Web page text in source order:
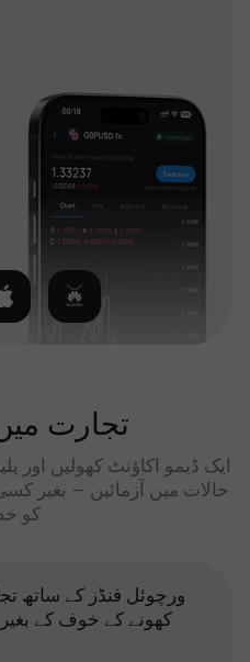
تجارت
ایک ڈیمو اکاؤنٹ کھولیں اور
حالات میں آزمائیں — بغیر
کو
ورچوئل فنڈز کے ساتھ
کھونے کے خوف کے